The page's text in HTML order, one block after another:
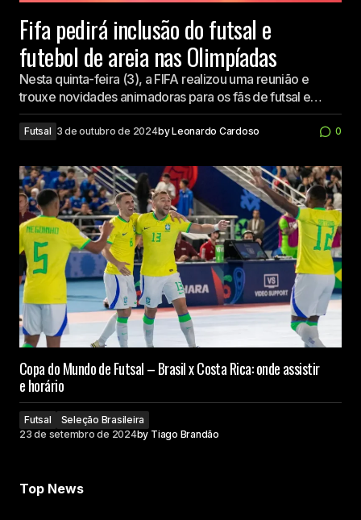
Fifa pedirá inclusão do futsal e
futebol de areia nas Olimpíadas
Nesta quinta-feira (3), a FIFA realizou uma reunião e
trouxe novidades animadoras para os fãs de futsal e…
Futsal 3 de outubro de 2024byLeonardo Cardoso 0
Copa do Mundo de Futsal – Brasil x Costa Rica: onde assistir
e horário
Futsal
Seleção Brasileira
23 de setembro de 2024by Tiago Brandão
Top News